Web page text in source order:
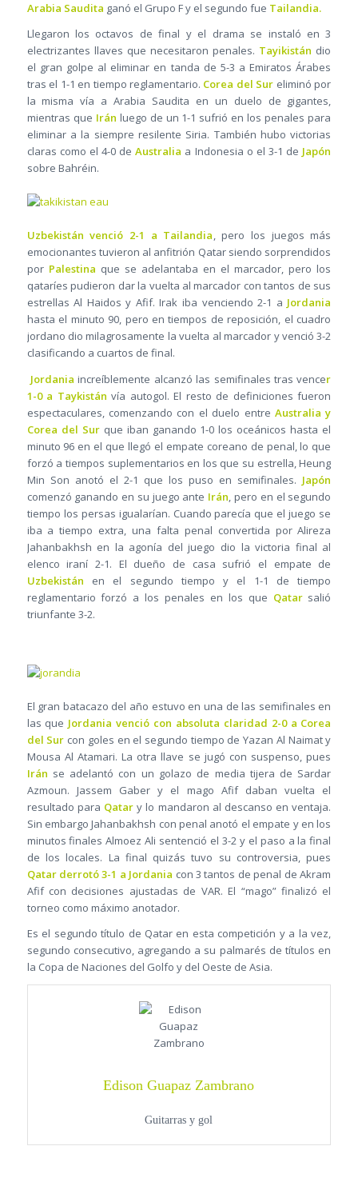
Arabia Saudita ganó el Grupo F y el segundo fue Tailandia.
Llegaron los octavos de final y el drama se instaló en 3
electrizantes llaves que necesitaron penales. Tayikistán dio
el gran golpe al eliminar en tanda de 5-3 a Emiratos Árabes
tras el 1-1 en tiempo reglamentario. Corea del Sur eliminó por
la misma vía a Arabia Saudita en un duelo de gigantes,
mientras que Irán luego de un 1-1 sufrió en los penales para
eliminar a la siempre resilente Siria. También hubo victorias
claras como el 4-0 deAustralia a Indonesia o el 3-1 de Japón
sobre Bahréin.
Uzbekistán venció 2-1 a Tailandia, pero los juegos más
emocionantes tuvieron al anfitrión Qatar siendo sorprendidos
por Palestina que se adelantaba en el marcador, pero los
qataríes pudieron dar la vuelta al marcador con tantos de sus
estrellas Al Haidos y Afif. Irak iba venciendo 2-1 a Jordania
hasta el minuto 90, pero en tiempos de reposición, el cuadro
jordano dio milagrosamente la vuelta al marcador y venció 3-2
clasificando a cuartos de final.
Jordania increíblemente alcanzó las semifinales tras vencer
1-0 a Taykistán vía autogol. El resto de definiciones fueron
espectaculares, comenzando con el duelo entre Australia y
Corea del Surque iban ganando 1-0 los oceánicos hasta el
minuto 96 en el que llegó el empate coreano de penal, lo que
forzó a tiempos suplementarios en los que su estrella, Heung
Min Son anotó el 2-1 que los puso en semifinales. Japón
comenzó ganando en su juego ante Irán , pero en el segundo
tiempo los persas igualarían. Cuando parecía que el juego se
iba a tiempo extra, una falta penal convertida por Alireza
Jahanbakhsh en la agonía del juego dio la victoria final al
elenco iraní 2-1. El dueño de casa sufrió el empate de
Uzbekistán en el segundo tiempo y el 1-1 de tiempo
reglamentario forzó a los penales en los que Qatarsalió
triunfante 3-2.
El gran batacazo del año estuvo en una de las semifinales en
las que Jordania venció con absoluta claridad 2-0 a Corea
del Sur con goles en el segundo tiempo de Yazan Al Naimat y
Mousa Al Atamari. La otra llave se jugó con suspenso, pues
Irán se adelantó con un golazo de media tijera de Sardar
Azmoun. Jassem Gaber y el mago Afif daban vuelta el
resultado para Qatar y lo mandaron al descanso en ventaja.
Sin embargo Jahanbakhsh con penal anotó el empate y en los
minutos finales Almoez Ali sentenció el 3-2 y el paso a la final
de los locales. La final quizás tuvo su controversia, pues
Qatar derrotó 3-1 a Jordania con 3 tantos de penal de Akram
Afif con decisiones ajustadas de VAR. El “mago” finalizó el
torneo como máximo anotador.
Es el segundo título de Qatar en esta competición y a la vez,
segundo consecutivo, agregando a su palmarés de títulos en
la Copa de Naciones del Golfo y del Oeste de Asia.
Edison Guapaz Zambrano
Guitarras y gol